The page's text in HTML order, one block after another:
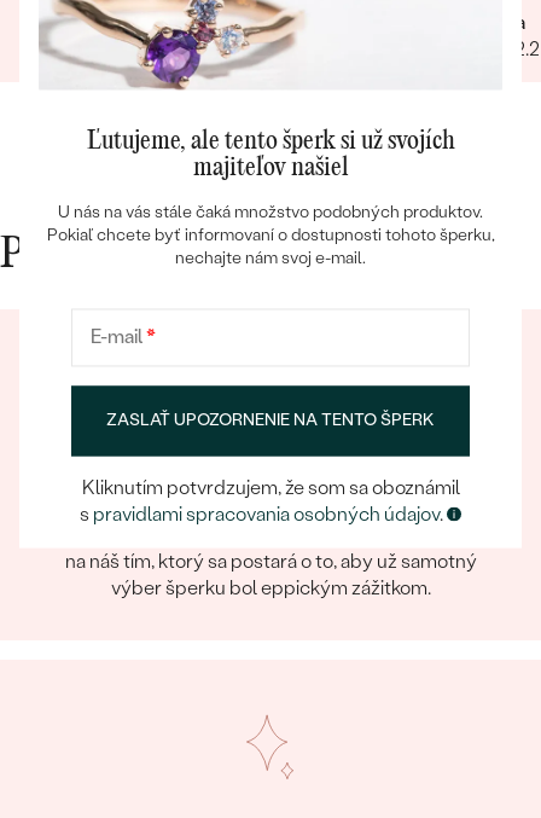
Bestsellery
Jana
07.04.2025
Mária
Prečo nakupovať v Eppi
Eppický zážitok
na náš tím, ktorý sa postará o to, aby už samotný
výber šperku bol eppickým zážitkom.
Ľutujeme, ale tento šperk si už svojích
majiteľov našiel
U nás na vás stále čaká množstvo podobných produktov.
Pokiaľ chcete byť informovaní o dostupnosti tohoto šperku,
nechajte nám svoj e-mail.
E-mail*
ZASLAŤ UPOZORNENIE NA TENTO ŠPERK
Kliknutím potvrdzujem, že som sa oboznámil
s pravidlami spracovania osobných údajov.